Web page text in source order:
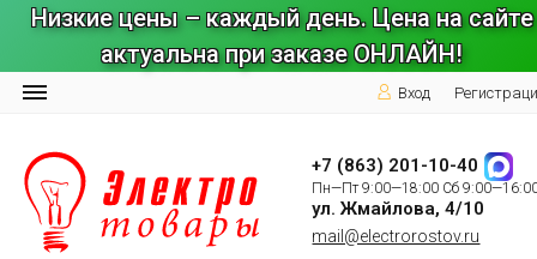
Низкие цены – каждый день. Цена на сайте
актуальна при заказе ОНЛАЙН!
Вход
+7 (863) 201-10-40
Пн—Пт 9:00—18:00 Сб
ул. Жмайлова, 4/10
mail@electrorostov.ru